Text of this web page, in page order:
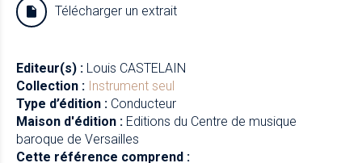
Télécharger un extrait
Editeur(s) : Louis CASTELAIN
Collection : Instrument seul
Type d’édition : Conducteur
Maison d'édition : Editions du Centre de musique
baroque de Versailles
Cette référence comprend :